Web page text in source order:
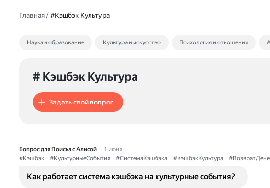
Главная/#Кэшбэк Культура
Наука и образование Культура и искусство Психология и отношения
# Кэшбэк Культура
Задать свой вопрос
Вопрос для Поиска с Алисой
1 июня
#Кэшбэк
#КультурныеСобытия #СистемаКэшбэка #КэшбэкКультура
Как работает система кэшбэка на культурные события?